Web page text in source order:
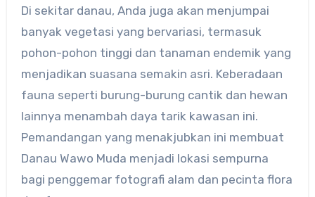
Di sekitar danau, Anda juga akan menjumpai
banyak vegetasi yang bervariasi, termasuk
pohon-pohon tinggi dan tanaman endemik yang
menjadikan suasana semakin asri. Keberadaan
fauna seperti burung-burung cantik dan hewan
lainnya menambah daya tarik kawasan ini.
Pemandangan yang menakjubkan ini membuat
Danau Wawo Muda menjadi lokasi sempurna
bagi penggemar fotografi alam dan pecinta flora